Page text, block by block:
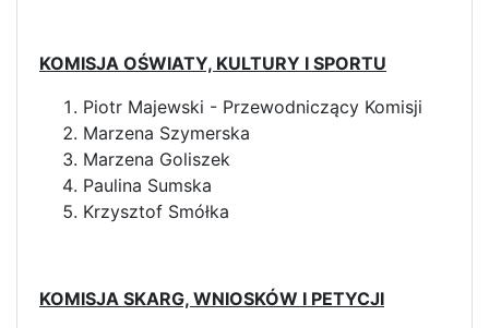
KOMISJA OŚWIATY, KULTURY I SPORTU
Piotr Majewski - Przewodniczący Komisji
Marzena Szymerska
Marzena Goliszek
Paulina Sumska
Krzysztof Smółka
KOMISJA SKARG, WNIOSKÓW I PETYCJI